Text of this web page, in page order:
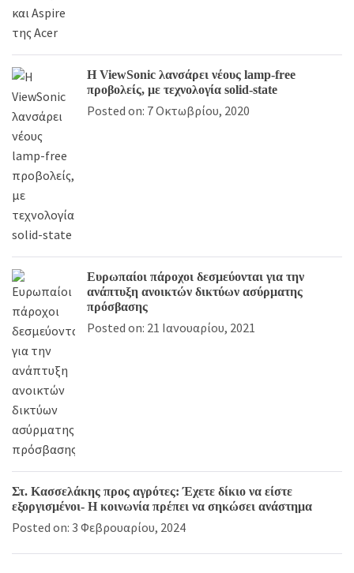
Η ViewSonic λανσάρει νέους lamp-free
προβολείς, με τεχνολογία solid-state
Posted on: 7 Οκτωβρίου, 2020
Ευρωπαίοι πάροχοι δεσμεύονται για την
ανάπτυξη ανοικτών δικτύων ασύρματης
πρόσβασης
Posted on: 21 Ιανουαρίου, 2021
Στ. Κασσελάκης προς αγρότες: Έχετε δίκιο να είστε
εξοργισμένοι- Η κοινωνία πρέπει να σηκώσει ανάστημα
Posted on: 3 Φεβρουαρίου, 2024